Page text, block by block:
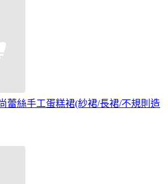
蕾絲手工蛋糕裙(紗裙/長裙/不規則造